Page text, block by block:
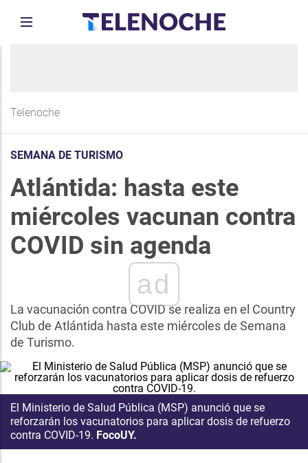
Telenoche
SEMANA DE TURISMO
Atlántida: hasta este
miércoles vacunan contra
COVID sin agenda
ad
La vacunación contra COVID se realiza en el Country
Club de Atlántida hasta este miércoles de Semana
de Turismo.
El Ministerio de Salud Pública (MSP) anunció que se
reforzarán los vacunatorios para aplicar dosis de refuerzo
contra COVID-19. FocoUY.